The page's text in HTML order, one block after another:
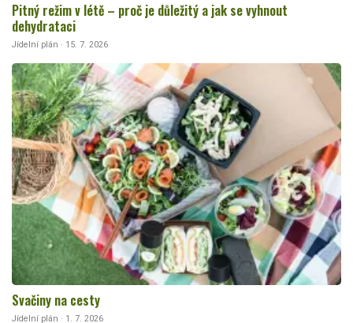
Pitný režim v létě – proč je důležitý a jak se vyhnout
dehydrataci
Jídelní plán · 15. 7. 2026
Svačiny na cesty
Jídelní plán · 1. 7. 2026